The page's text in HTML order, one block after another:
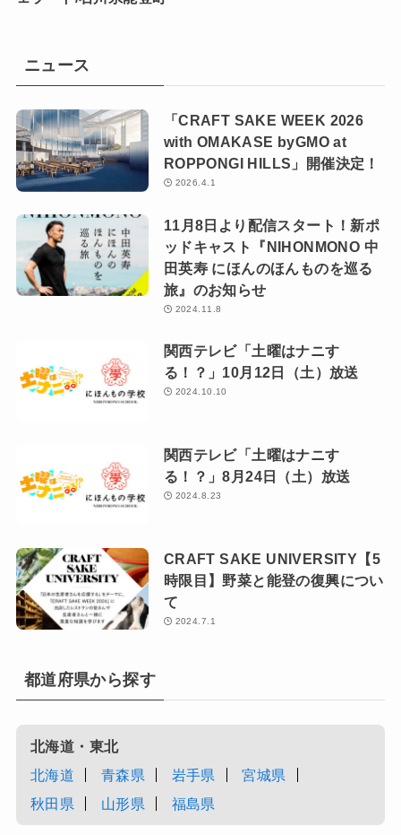
ニュース
「CRAFT SAKE WEEK 2026
with OMAKASE byGMO at
ROPPONGI HILLS」開催決定！
2026.4.1
11月8日より配信スタート！新ポ
ッドキャスト『NIHONMONO 中
田英寿 にほんのほんものを巡る
旅』のお知らせ
2024.11.8
関西テレビ「土曜はナニす
る！？」10月12日（土）放送
2024.10.10
関西テレビ「土曜はナニす
る！？」8月24日（土）放送
2024.8.23
CRAFT SAKE UNIVERSITY【5
時限目】野菜と能登の復興につい
て
2024.7.1
都道府県から探す
北海道・東北
北海道
青森県 岩手県
宮城県
秋田県
山形県 福島県